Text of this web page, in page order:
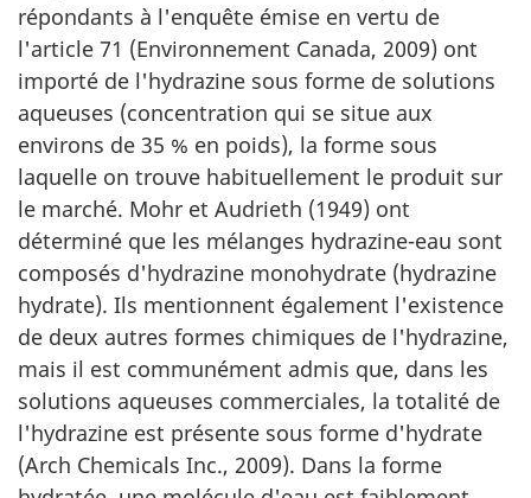
répondants à l'enquête émise en vertu de
l'article 71 (Environnement Canada, 2009) ont
importé de l'hydrazine sous forme de solutions
aqueuses (concentration qui se situe aux
environs de 35 % en poids), la forme sous
laquelle on trouve habituellement le produit sur
le marché. Mohr et Audrieth (1949) ont
déterminé que les mélanges hydrazine-eau sont
composés d'hydrazine monohydrate (hydrazine
hydrate). Ils mentionnent également l'existence
de deux autres formes chimiques de l'hydrazine,
mais il est communément admis que, dans les
solutions aqueuses commerciales, la totalité de
l'hydrazine est présente sous forme d'hydrate
(Arch Chemicals Inc., 2009). Dans la forme